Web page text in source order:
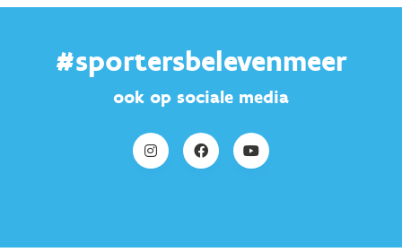
#sportersbelevenmeer
ook op sociale media